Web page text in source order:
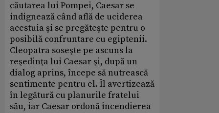
căutarea lui Pompei, Caesar se
indignează când află de uciderea
acestuia şi se pregăteşte pentru o
posibilă confruntare cu egiptenii.
Cleopatra soseşte pe ascuns la
reşedinţa lui Caesar şi, după un
dialog aprins, începe să nutrească
sentimente pentru el. Îl avertizează
în legătură cu planurile fratelui
său, iar Caesar ordonă incendierea